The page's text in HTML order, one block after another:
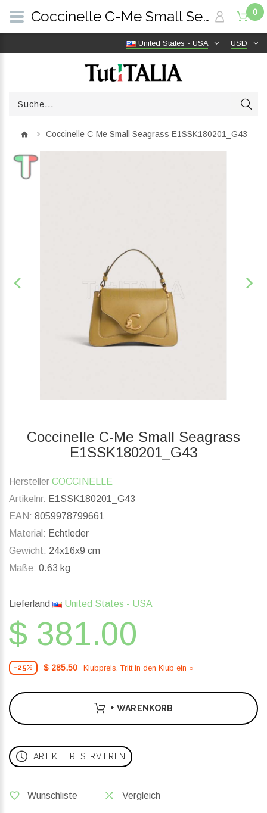
USD
United States - USA
0
Coccinelle C-Me Small Seagrass E1SSK180201_G43
Coccinelle C-Me Small Seagrass
E1SSK180201_G43
Hersteller COCCINELLE
Artikelnr. E1SSK180201_G43
EAN: 8059978799661
Material: Echtleder
Gewicht: 24x16x9 cm
Maße: 0.63 kg
Lieferland United States - USA
$ 381.00
-25% $ 285.50 Klubpreis. Tritt in den Klub ein »
+ WARENKORB
ARTIKEL RESERVIEREN
Wunschliste Vergleich
Coccinelle C-Me Small Seagrass E1SSK180201_G43 | TutITALIA